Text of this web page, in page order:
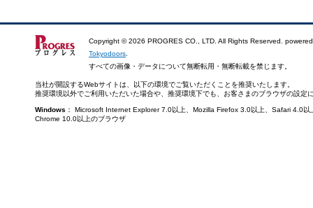
Copyright ©2026 PROGRES CO., LTD. All Rights Reserved.
Tokyodoors
すべての画像・データについて無断転用・無断転載を禁じます。
当社が開設するWebサイトは、以下の環境でご覧いただくことを推奨いたします。
推奨環境以外でご利用いただいた場合や、推奨環境下でも、お客さまのブラウザの設
Windows ： Microsoft Internet Explorer 7.0以上、Mozilla Firefox 3.0以上、Safari
Chrome 10.0以上のブラウザ